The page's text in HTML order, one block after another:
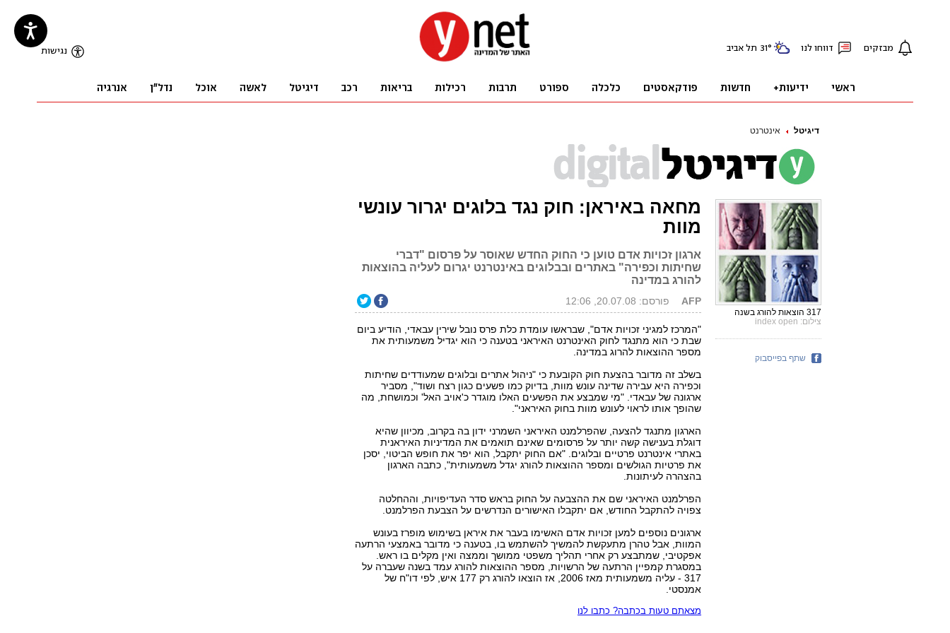
דיגיטל אינטרנט
מחאה באיראן: חוק נגד בלוגים יגרור עונשי
מוות
ארגון זכויות אדם טוען כי החוק החדש שאוסר על פרסום "דברי
שחיתות וכפירה" באתרים ובבלוגים באינטרנט יגרום לעליה בהוצאות
להורג במדינה
AFP פורסם: 20.07.08, 12:06
"המרכז למגיני זכויות אדם", שבראשו עומדת כלת פרס נובל שירין עבאדי, הודיע ביום
שבת כי הוא מתנגד לחוק האינטרנט האיראני בטענה כי הוא יגדיל משמעותית את
מספר ההוצאות להרוג במדינה.
בשלב זה מדובר בהצעת חוק הקובעת כי "ניהול אתרים ובלוגים שמעודדים שחיתות
וכפירה היא עבירה שדינה עונש מוות, בדיוק כמו פשעים כגון רצח ושוד", מסביר
ארגונה של עבאדי. "מי שמבצע את הפשעים האלו מוגדר כ'אויב האל' וכמושחת, מה
שהופך אותו לראוי לעונש מוות בחוק האיראני".
הארגון מתנגד להצעה, שהפרלמנט האיראני השמרני ידון בה בקרוב, מכיוון שהיא
דוגלת בענישה קשה יותר על פרסומים שאינם תואמים את המדיניות האיראנית
באתרי אינטרנט פרטיים ובלוגים. "אם החוק יתקבל, הוא יפר את חופש הביטוי, יסכן
את פרטיות הגולשים ומספר ההוצאות להורג יגדל משמעותית", כתבה הארגון
בהצהרה לעיתונות.
הפרלמנט האיראני שם את ההצבעה על החוק בראש סדר העדיפויות, וההחלטה
צפויה להתקבל החודש, אם יתקבלו האישורים הנדרשים על הצבעת הפרלמנט.
ארגונים נוספים למען זכויות אדם האשימו בעבר את איראן בשימוש מופרז בעונש
המוות, אבל טהרן מתעקשת להמשיך להשתמש בו, בטענה כי מדובר באמצעי הרתעה
אפקטיבי, שמתבצע רק אחרי תהליך משפטי ממושך וממצה ואין מקלים בו ראש.
במסגרת קמפיין הרתעה של הרשויות, מספר ההוצאות להורג עמד בשנה שעברה על
317 - עליה משמעותית מאז 2006, אז הוצאו להורג רק 177 איש, לפי דו"ח של
אמנסטי.
מצאתם טעות בכתבה? כתבו לנו
317 הוצאות להורג בשנה
צילום: index open
שתף בפייסבוק